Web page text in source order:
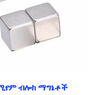
ብሎክ ማግኔቶች